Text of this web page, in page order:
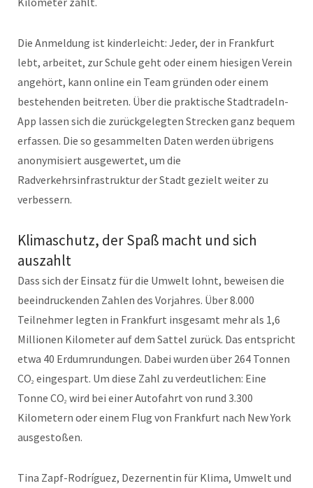
Die Anmeldung ist kinderleicht: Jeder, der in Frankfurt
lebt, arbeitet, zur Schule geht oder einem hiesigen Verein
angehört, kann online ein Team gründen oder einem
bestehenden beitreten. Über die praktische Stadtradeln-
App lassen sich die zurückgelegten Strecken ganz bequem
erfassen. Die so gesammelten Daten werden übrigens
anonymisiert ausgewertet, um die
Radverkehrsinfrastruktur der Stadt gezielt weiter zu
verbessern.
Klimaschutz, der Spaß macht und sich
auszahlt
Dass sich der Einsatz für die Umwelt lohnt, beweisen die
beeindruckenden Zahlen des Vorjahres. Über 8.000
Teilnehmer legten in Frankfurt insgesamt mehr als 1,6
Millionen Kilometer auf dem Sattel zurück. Das entspricht
etwa 40 Erdumrundungen. Dabei wurden über 264 Tonnen
CO2 eingespart. Um diese Zahl zu verdeutlichen: Eine
Tonne CO2 wird bei einer Autofahrt von rund 3.300
Kilometern oder einem Flug von Frankfurt nach New York
ausgestoßen.
Tina Zapf-Rodríguez, Dezernentin für Klima, Umwelt und